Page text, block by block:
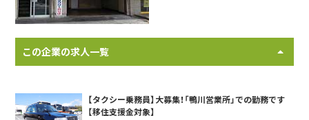
この企業の求人一覧
【タクシー乗務員】大募集！「鴨川営業所」での勤務です
【移住支援金対象】